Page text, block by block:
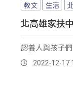
教文 生活
北高雄家扶
認養人與孩子
2022-12-17